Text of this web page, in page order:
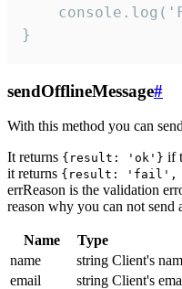
}
sendOfflineMessage#
With this method you can
It returns {result: 'ok'} if
it returns {result: 'fail',
errReason is the validation
reason why you can not send
Name Type
name
string Client's
email
string Client's